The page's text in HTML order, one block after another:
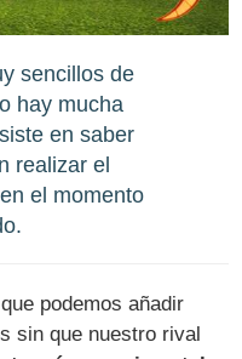
sencillos de
hay mucha
en saber
realizar el
el momento
podemos añadir
sin que nuestro rival